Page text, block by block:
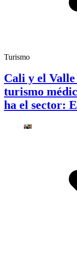
Turismo
Cali y el Valle
turismo
ha el sector: